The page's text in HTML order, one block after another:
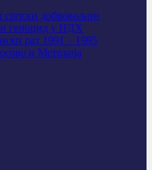
српски добровољци
и геноцид у НДХ
рат 1991 – 1995
и Метохија